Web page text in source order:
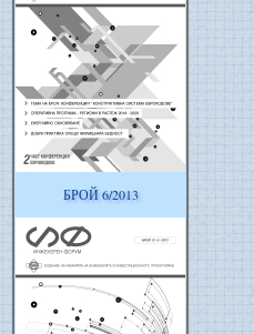
БРОЙ 6/2013